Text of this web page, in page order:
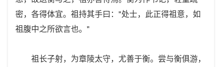
密，各得体宜。祖持其手曰："处士，此正得祖意，如
祖腹中之所欲言也。"
祖长子射，为章陵太守，尤善于衡。尝与衡俱游，